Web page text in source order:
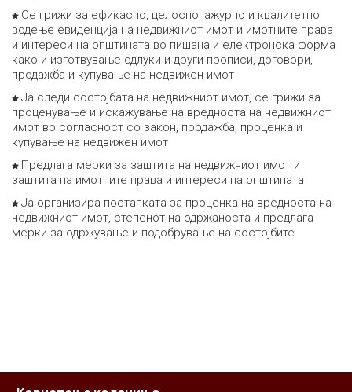
Се грижи за ефикасно, целосно, ажурно и квалитетно
водење евиденција на недвижниот имот и имотните права
и интереси на општината во пишана и електронска форма
како и изготвување одлуки и други прописи, договори,
продажба и купување на недвижен имот
Ја следи состојбата на недвижниот имот, се грижи за
проценување и искажување на вредноста на недвижниот
имот во согласност со закон, продажба, проценка и
купување на недвижен имот
Предлага мерки за заштита на недвижниот имот и
заштита на имотните права и интереси на општината
Ја организира постапката за проценка на вредноста на
недвижниот имот, степенот на одржаноста и предлага
мерки за одржување и подобрување на состојбите